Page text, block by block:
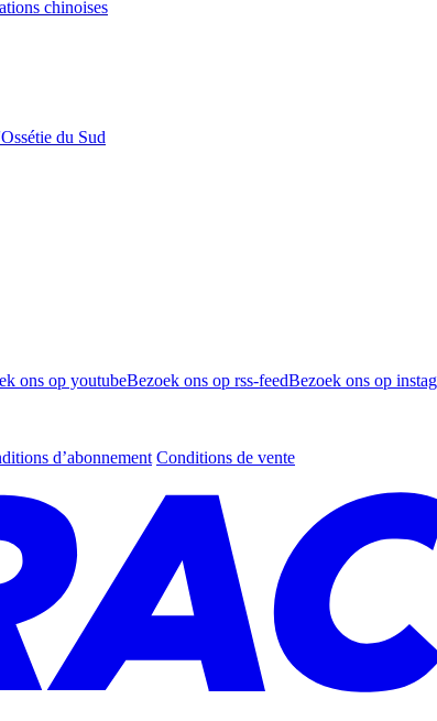
chinoises
du Sud
ons op youtubeBezoek ons op rss-feedBezoek ons op
d’abonnement Conditions de vente